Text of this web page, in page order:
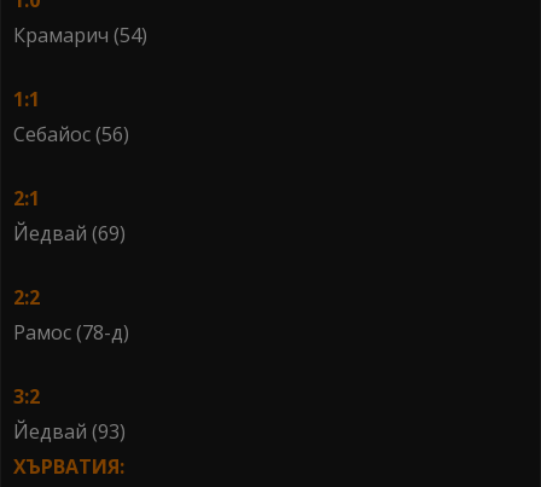
Крамарич (54)
1:1
Себайос (56)
2:1
Йедвай (69)
2:2
Рамос (78-д)
3:2
Йедвай (93)
ХЪРВАТИЯ: